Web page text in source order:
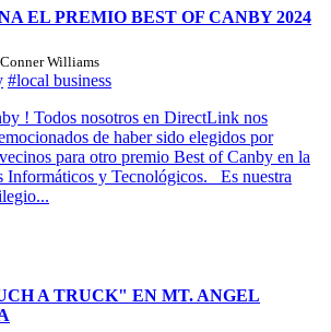
EL PREMIO BEST OF CANBY 2024
Williams
#local business
! Todos nosotros en DirectLink nos
de haber sido elegidos por
para otro premio Best of Canby en la
Informáticos y Tecnológicos. Es nuestra
A TRUCK" EN MT. ANGEL